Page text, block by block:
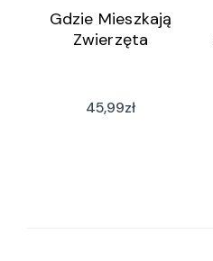
Gdzie Mieszkają
Zwierzęta
45,99zł